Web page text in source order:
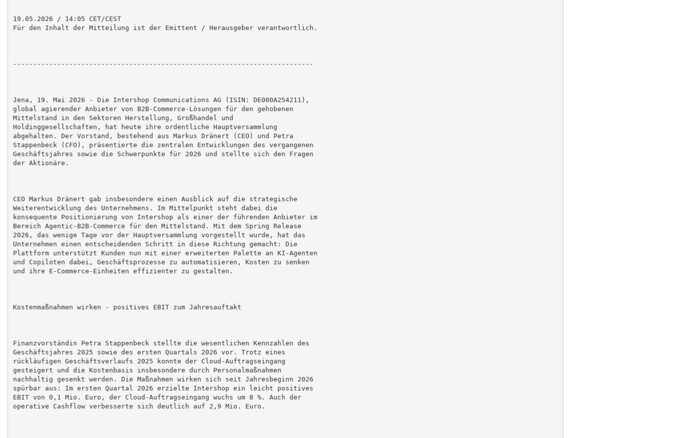
19.05.2026 / 14:05 CET/CEST
Für den Inhalt der Mitteilung ist der Emittent / Herausgeber verantwortlich.
---------------------------------------------------------------------------
Jena, 19. Mai 2026 - Die Intershop Communications AG (ISIN: DE000A254211),
global agierender Anbieter von B2B-Commerce-Lösungen für den gehobenen
Mittelstand in den Sektoren Herstellung, Großhandel und
Holdinggesellschaften, hat heute ihre ordentliche Hauptversammlung
abgehalten. Der Vorstand, bestehend aus Markus Dränert (CEO) und Petra
Stappenbeck (CFO), präsentierte die zentralen Entwicklungen des vergangenen
Geschäftsjahres sowie die Schwerpunkte für 2026 und stellte sich den Fragen
der Aktionäre.
CEO Markus Dränert gab insbesondere einen Ausblick auf die strategische
Weiterentwicklung des Unternehmens. Im Mittelpunkt steht dabei die
konsequente Positionierung von Intershop als einer der führenden Anbieter im
Bereich Agentic-B2B-Commerce für den Mittelstand. Mit dem Spring Release
2026, das wenige Tage vor der Hauptversammlung vorgestellt wurde, hat das
Unternehmen einen entscheidenden Schritt in diese Richtung gemacht: Die
Plattform unterstützt Kunden nun mit einer erweiterten Palette an KI-Agenten
und Copiloten dabei, Geschäftsprozesse zu automatisieren, Kosten zu senken
und ihre E-Commerce-Einheiten effizienter zu gestalten.
Kostenmaßnahmen wirken - positives EBIT zum Jahresauftakt
Finanzvorständin Petra Stappenbeck stellte die wesentlichen Kennzahlen des
Geschäftsjahres 2025 sowie des ersten Quartals 2026 vor. Trotz eines
rückläufigen Geschäftsverlaufs 2025 konnte der Cloud-Auftragseingang
gesteigert und die Kostenbasis insbesondere durch Personalmaßnahmen
nachhaltig gesenkt werden. Die Maßnahmen wirken sich seit Jahresbeginn 2026
spürbar aus: Im ersten Quartal 2026 erzielte Intershop ein leicht positives
EBIT von 0,1 Mio. Euro, der Cloud-Auftragseingang wuchs um 8 %. Auch der
operative Cashflow verbesserte sich deutlich auf 2,9 Mio. Euro.